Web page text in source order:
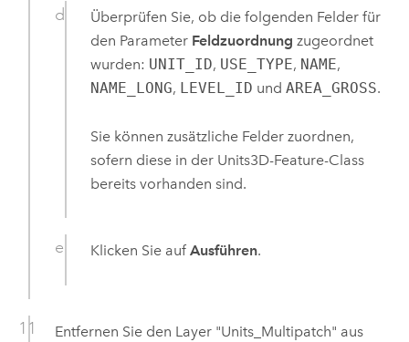
Überprüfen Sie, ob die folgenden Felder für
den Parameter Feldzuordnung zugeordnet
wurden: UNIT_ID, USE_TYPE, NAME,
NAME_LONG, LEVEL_ID undAREA_GROSS.
Sie können zusätzliche Felder zuordnen,
sofern diese in der Units3D-Feature-Class
bereits vorhanden sind.
Klicken Sie aufAusführen.
Entfernen Sie den Layer "Units_Multipatch" aus